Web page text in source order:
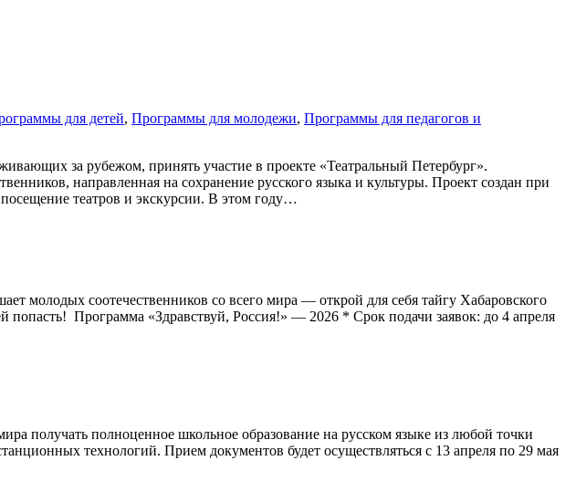
для детей, Программы для молодежи, Программы для педагогов и
за рубежом, принять участие в проекте «Театральный Петербург».
направленная на сохранение русского языка и культуры. Проект создан при
театров и экскурсии. В этом году…
молодых соотечественников со всего мира — открой для себя тайгу Хабаровского
попасть! Программа «Здравствуй, Россия!» — 2026 * Срок подачи заявок: до 4 апреля
получать полноценное школьное образование на русском языке из любой точки
технологий. Прием документов будет осуществляться с 13 апреля по 29 мая